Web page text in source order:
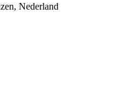
Nederland